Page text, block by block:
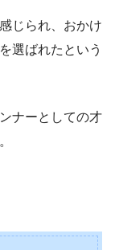
じられ、おかけ
選ばれたという
ナーとしての才